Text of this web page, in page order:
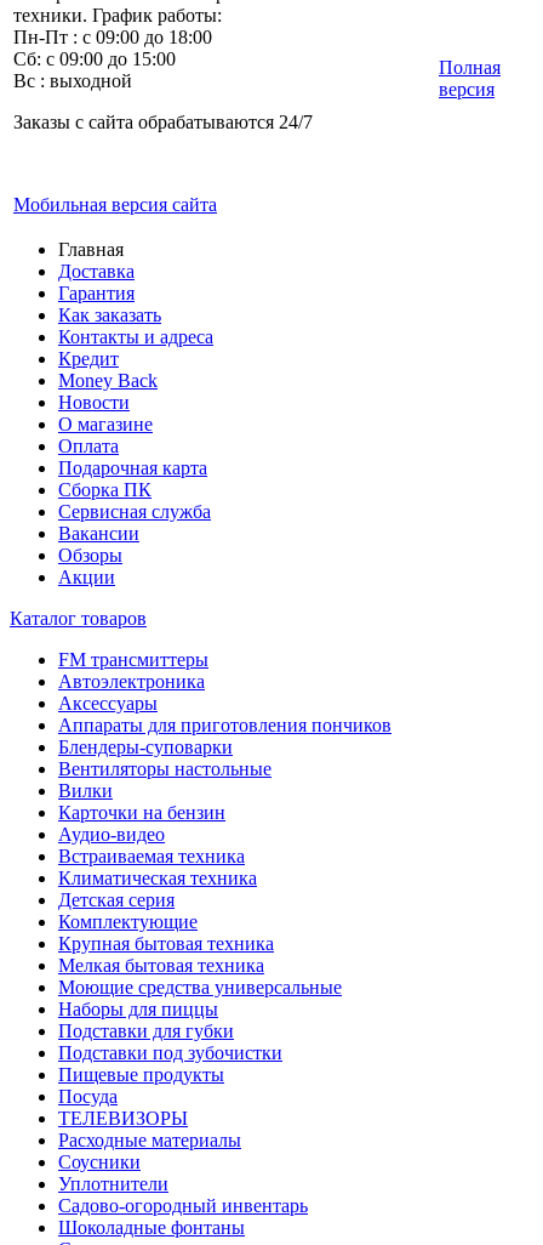
техники. График работы:
Пн-Пт : с 09:00 до 18:00
Сб: с 09:00 до 15:00
Вс : выходной
Заказы с сайта обрабатываются 24/7
Мобильная версия сайта
Полная
версия
Главная
Доставка
Гарантия
Как заказать
Контакты и адреса
Кредит
Money Back
Новости
О магазине
Оплата
Подарочная карта
Сборка ПК
Сервисная служба
Вакансии
Обзоры
Акции
Каталог товаров
FM трансмиттеры
Автоэлектроника
Аксессуары
Аппараты для приготовления пончиков
Блендеры-суповарки
Вентиляторы настольные
Вилки
Карточки на бензин
Аудио-видео
Встраиваемая техника
Климатическая техника
Детская серия
Комплектующие
Крупная бытовая техника
Мелкая бытовая техника
Моющие средства универсальные
Наборы для пиццы
Подставки для губки
Подставки под зубочистки
Пищевые продукты
Посуда
ТЕЛЕВИЗОРЫ
Расходные материалы
Соусники
Уплотнители
Садово-огородный инвентарь
Шоколадные фонтаны